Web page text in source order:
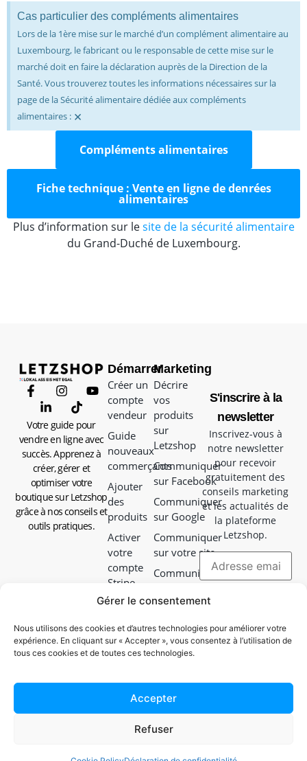
Gérer le consentement
Nous utilisons des cookies et d’autres technologies pour améliorer votre
expérience. En cliquant sur « Accepter », vous consentez à l’utilisation de
tous ces cookies et de toutes ces technologies.
Accepter
Refuser
Cas particulier des compléments alimentaires
Lors de la 1ère mise sur le marché d’un complément alimentaire au
Luxembourg, le fabricant ou le responsable de cette mise sur le
marché doit en faire la déclaration auprès de la Direction de la
Santé. Vous trouverez toutes les informations nécessaires sur la
page de la Sécurité alimentaire dédiée aux compléments
alimentaires : ×
Compléments alimentaires
Fiche technique : Vente en ligne de denrées
alimentaires
Plus d’information sur lesite de la sécurité alimentaire
du Grand-Duché de Luxembourg.
Votre guide pour
vendre en ligne avec
succès. Apprenez à
créer, gérer et
optimiser votre
boutique sur Letzshop
grâce à nos conseils et
outils pratiques.
Démarrer
Créer un
compte
vendeur
Guide
nouveaux
commerçants
Ajouter
des
produits
Activer
votre
compte
Stripe
Choisir
mode de
livraison
d'emballage
Gérer ma
juridiques
Marketing
Décrire
vos
produits
sur
Letzshop
Communiquer
sur Facebook
Communiquer
sur Google
Communiquer
sur votre site
Communiquer
Communiquer
avec vos colis
Campagne
Facebook
Ads
S'inscrire à la
newsletter
Inscrivez-vous à
notre newsletter
pour recevoir
gratuitement des
conseils marketing
et les actualités de
la plateforme
Letzshop.